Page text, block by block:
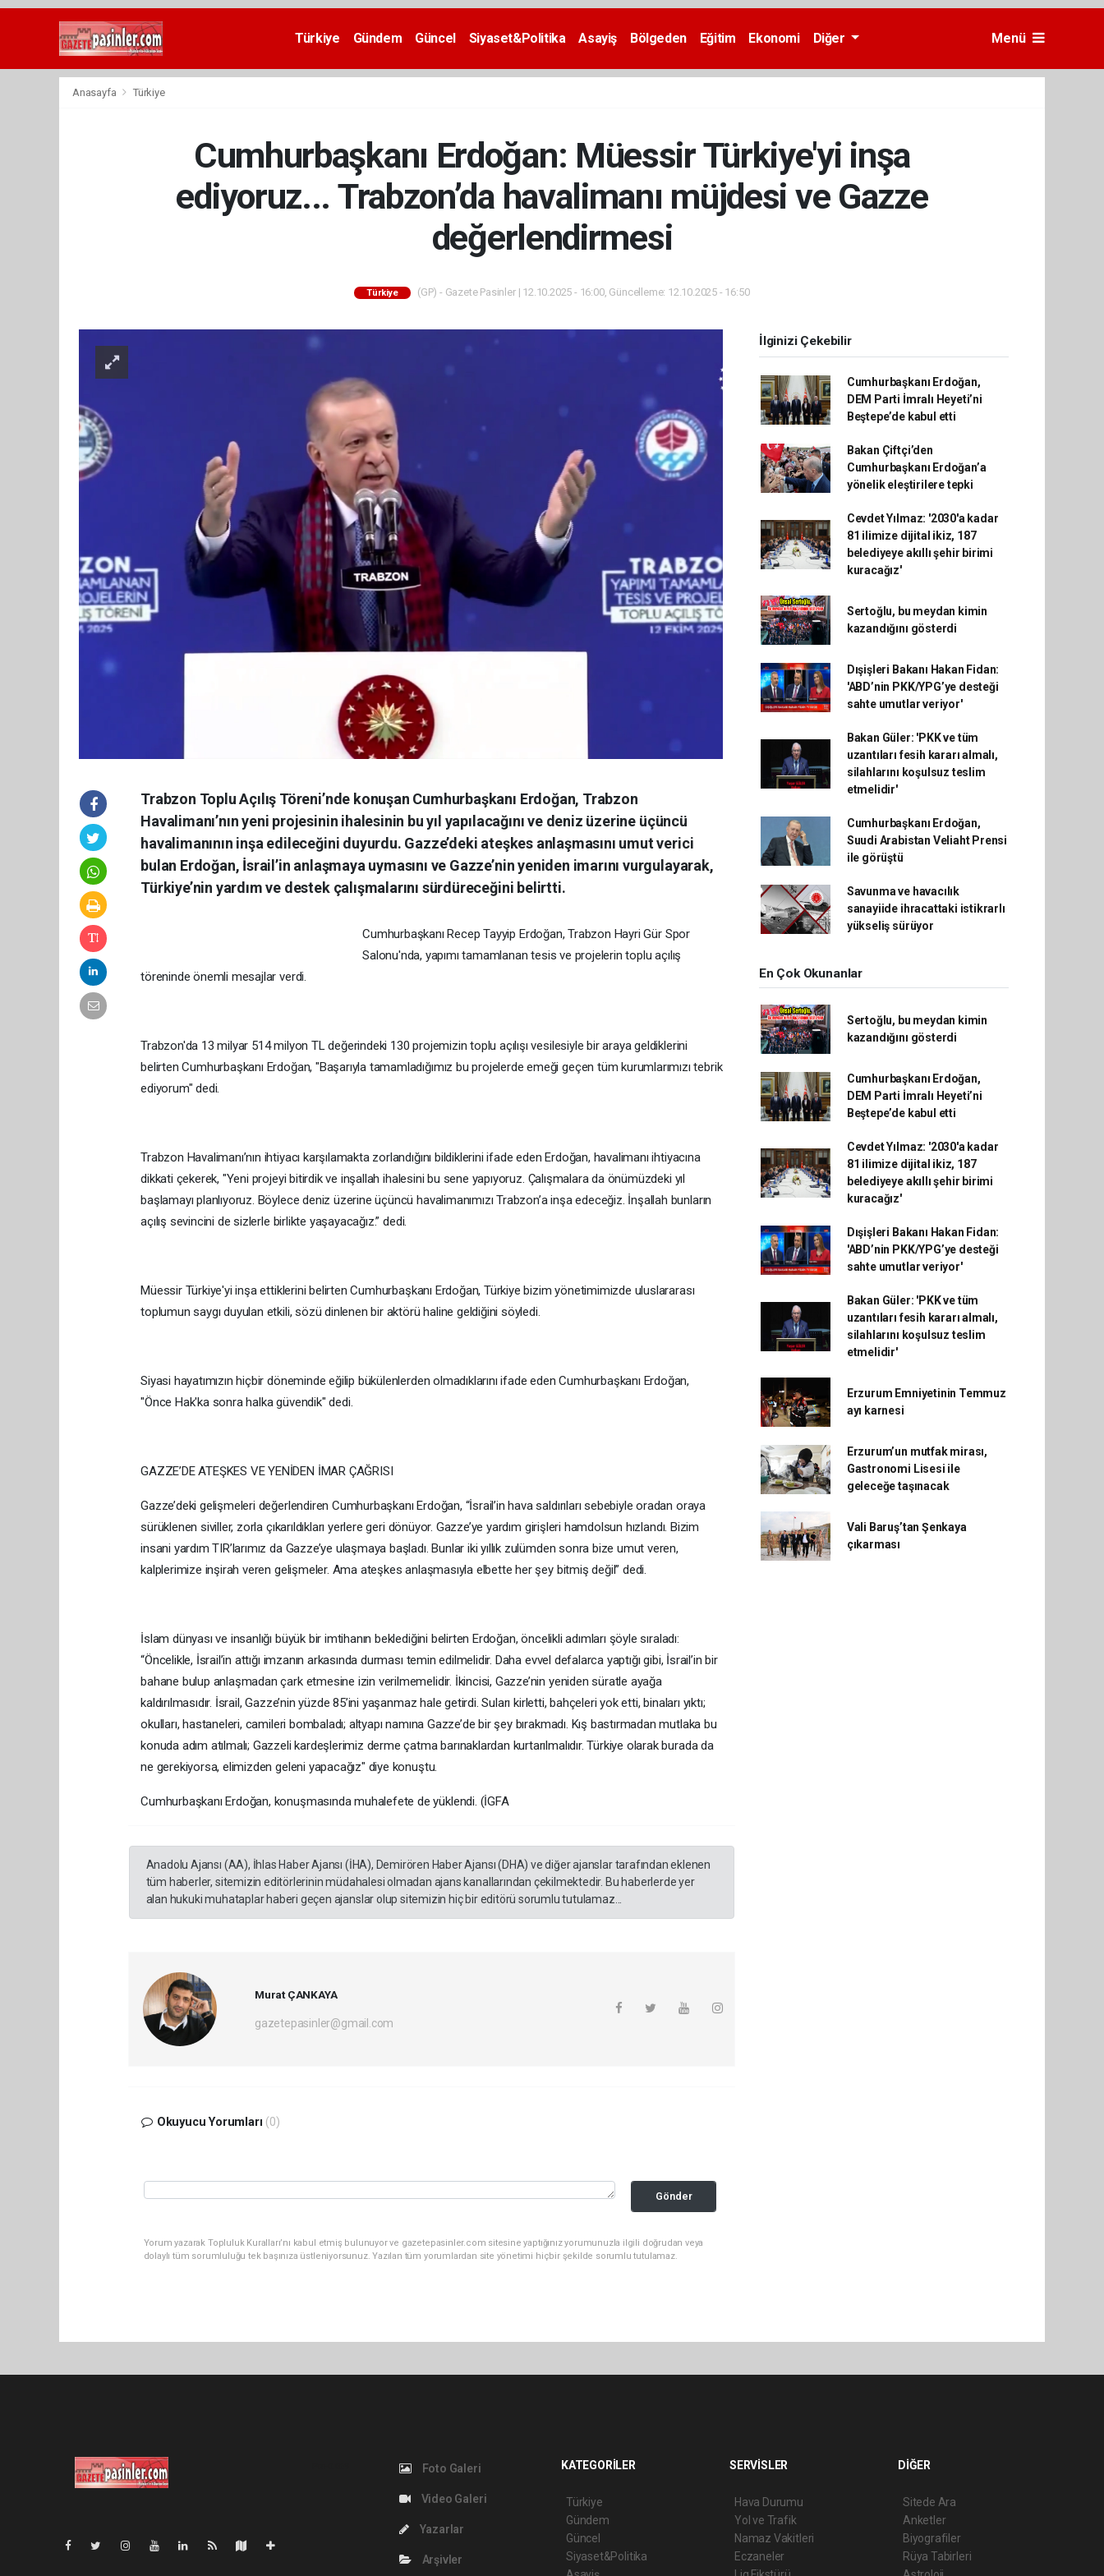
Deneme
Türkiye Gündem Güncel Siyaset&Politika Asayiş Bölgeden Eğitim Ekonomi Diğer Menü
Anasayfa Türkiye
Cumhurbaşkanı Erdoğan: Müessir Türkiye'yi inşa
ediyoruz... Trabzon’da havalimanı müjdesi ve Gazze
değerlendirmesi
Türkiye (GP) - Gazete Pasinler | 12.10.2025 - 16:00, Güncelleme: 12.10.2025 - 16:50
Trabzon Toplu Açılış Töreni’nde konuşan Cumhurbaşkanı Erdoğan, Trabzon
Havalimanı’nın yeni projesinin ihalesinin bu yıl yapılacağını ve deniz üzerine üçüncü
havalimanının inşa edileceğini duyurdu. Gazze’deki ateşkes anlaşmasını umut verici
bulan Erdoğan, İsrail’in anlaşmaya uymasını ve Gazze’nin yeniden imarını vurgulayarak,
Türkiye’nin yardım ve destek çalışmalarını sürdüreceğini belirtti.
Cumhurbaşkanı Recep Tayyip Erdoğan, Trabzon Hayri Gür Spor
Salonu'nda, yapımı tamamlanan tesis ve projelerin toplu açılış
töreninde önemli mesajlar verdi.
Trabzon'da 13 milyar 514 milyon TL değerindeki 130 projemizin toplu açılışı vesilesiyle bir araya geldiklerini
belirten Cumhurbaşkanı Erdoğan, "Başarıyla tamamladığımız bu projelerde emeği geçen tüm kurumlarımızı tebrik
ediyorum" dedi.
Trabzon Havalimanı’nın ihtiyacı karşılamakta zorlandığını bildiklerini ifade eden Erdoğan, havalimanı ihtiyacına
dikkati çekerek, "Yeni projeyi bitirdik ve inşallah ihalesini bu sene yapıyoruz. Çalışmalara da önümüzdeki yıl
başlamayı planlıyoruz. Böylece deniz üzerine üçüncü havalimanımızı Trabzon’a inşa edeceğiz. İnşallah bunların
açılış sevincini de sizlerle birlikte yaşayacağız.” dedi.
Müessir Türkiye'yi inşa ettiklerini belirten Cumhurbaşkanı Erdoğan, Türkiye bizim yönetimimizde uluslararası
toplumun saygı duyulan etkili, sözü dinlenen bir aktörü haline geldiğini söyledi.
Siyasi hayatımızın hiçbir döneminde eğilip bükülenlerden olmadıklarını ifade eden Cumhurbaşkanı Erdoğan,
"Önce Hak'ka sonra halka güvendik" dedi.
GAZZE’DE ATEŞKES VE YENİDEN İMAR ÇAĞRISI
Gazze’deki gelişmeleri değerlendiren Cumhurbaşkanı Erdoğan, “İsrail’in hava saldırıları sebebiyle oradan oraya
sürüklenen siviller, zorla çıkarıldıkları yerlere geri dönüyor. Gazze’ye yardım girişleri hamdolsun hızlandı. Bizim
insani yardım TIR’larımız da Gazze’ye ulaşmaya başladı. Bunlar iki yıllık zulümden sonra bize umut veren,
kalplerimize inşirah veren gelişmeler. Ama ateşkes anlaşmasıyla elbette her şey bitmiş değil” dedi.
İslam dünyası ve insanlığı büyük bir imtihanın beklediğini belirten Erdoğan, öncelikli adımları şöyle sıraladı:
“Öncelikle, İsrail’in attığı imzanın arkasında durması temin edilmelidir. Daha evvel defalarca yaptığı gibi, İsrail’in bir
bahane bulup anlaşmadan çark etmesine izin verilmemelidir. İkincisi, Gazze’nin yeniden süratle ayağa
kaldırılmasıdır. İsrail, Gazze’nin yüzde 85’ini yaşanmaz hale getirdi. Suları kirletti, bahçeleri yok etti, binaları yıktı;
okulları, hastaneleri, camileri bombaladı; altyapı namına Gazze’de bir şey bırakmadı. Kış bastırmadan mutlaka bu
konuda adım atılmalı; Gazzeli kardeşlerimiz derme çatma barınaklardan kurtarılmalıdır. Türkiye olarak burada da
ne gerekiyorsa, elimizden geleni yapacağız" diye konuştu.
Cumhurbaşkanı Erdoğan, konuşmasında muhalefete de yüklendi. (İGFA
Anadolu Ajansı (AA), İhlas Haber Ajansı (İHA), Demirören Haber Ajansı (DHA) ve diğer ajanslar tarafından eklenen
tüm haberler, sitemizin editörlerinin müdahalesi olmadan ajans kanallarından çekilmektedir. Bu haberlerde yer
alan hukuki muhataplar haberi geçen ajanslar olup sitemizin hiç bir editörü sorumlu tutulamaz...
Murat ÇANKAYA
gazetepasinler@gmail.com
Okuyucu Yorumları (0)
Gönder
Yorum yazarak Topluluk Kuralları’nı kabul etmiş bulunuyor ve gazetepasinler.com sitesine yaptığınız yorumunuzla ilgili doğrudan veya
dolaylı tüm sorumluluğu tek başınıza üstleniyorsunuz. Yazılan tüm yorumlardan site yönetimi hiçbir şekilde sorumlu tutulamaz.
İlginizi Çekebilir
Cumhurbaşkanı Erdoğan,
DEM Parti İmralı Heyeti’ni
Beştepe’de kabul etti
Bakan Çiftçi’den
Cumhurbaşkanı Erdoğan’a
yönelik eleştirilere tepki
Cevdet Yılmaz: '2030'a kadar
81 ilimize dijital ikiz, 187
belediyeye akıllı şehir birimi
kuracağız'
Sertoğlu, bu meydan kimin
kazandığını gösterdi
Dışişleri Bakanı Hakan Fidan:
'ABD’nin PKK/YPG’ye desteği
sahte umutlar veriyor'
Bakan Güler: 'PKK ve tüm
uzantıları fesih kararı almalı,
silahlarını koşulsuz teslim
etmelidir'
Cumhurbaşkanı Erdoğan,
Suudi Arabistan Veliaht Prensi
ile görüştü
Savunma ve havacılık
sanayiide ihracattaki istikrarlı
yükseliş sürüyor
En Çok Okunanlar
Sertoğlu, bu meydan kimin
kazandığını gösterdi
Cumhurbaşkanı Erdoğan,
DEM Parti İmralı Heyeti’ni
Beştepe’de kabul etti
Cevdet Yılmaz: '2030'a kadar
81 ilimize dijital ikiz, 187
belediyeye akıllı şehir birimi
kuracağız'
Dışişleri Bakanı Hakan Fidan:
'ABD’nin PKK/YPG’ye desteği
sahte umutlar veriyor'
Bakan Güler: 'PKK ve tüm
uzantıları fesih kararı almalı,
silahlarını koşulsuz teslim
etmelidir'
Erzurum Emniyetinin Temmuz
ayı karnesi
Erzurum’un mutfak mirası,
Gastronomi Lisesi ile
geleceğe taşınacak
Vali Baruş’tan Şenkaya
çıkarması
Foto Galeri
Video Galeri
Yazarlar
Arşivler
KATEGORİLER
Türkiye
Gündem
Güncel
Siyaset&Politika
SERVİSLER
Hava Durumu
Yol ve Trafik
Namaz Vakitleri
Eczaneler
DİĞER
Sitede Ara
Anketler
Biyografiler
Rüya Tabirleri